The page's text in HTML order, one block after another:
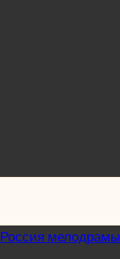
Россия мелодрамы